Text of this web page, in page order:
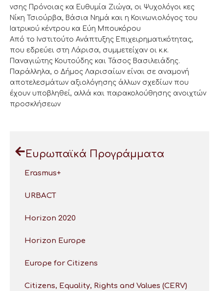
νσης Πρόνοιας κα Ευθυμία Ζιώγα, οι Ψυχολόγοι κες
Νίκη Τσιούρβα, Βάσια Νημά και η Κοινωνιολόγος του
Ιατρικού κέντρου κα Εύη Μπουκόρου
Από το Ινστιτούτο Ανάπτυξης Επιχειρηματικότητας,
που εδρεύει στη Λάρισα, συμμετείχαν οι κ.κ.
Παναγιώτης Κουτούδης και Τάσος Βασιλειάδης.
Παράλληλα, ο Δήμος Λαρισαίων είναι σε αναμονή
αποτελεσμάτων αξιολόγησης άλλων σχεδίων που
έχουν υποβληθεί, αλλά και παρακολούθησης ανοιχτών
προσκλήσεων
Ευρωπαϊκά Προγράμματα
Erasmus+
URBACT
Horizon 2020
Horizon Europe
Europe for Citizens
Citizens, Equality, Rights and Values (CERV)